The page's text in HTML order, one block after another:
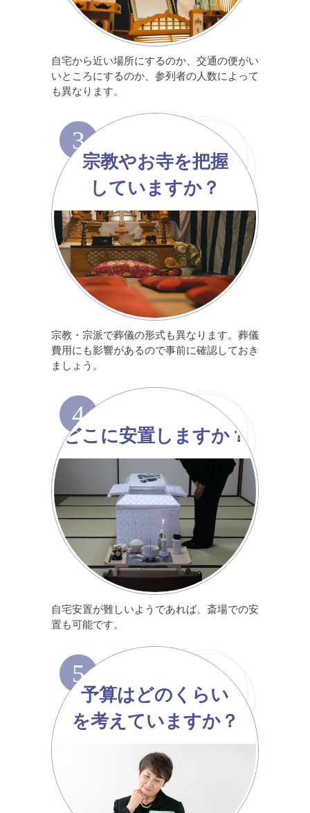
自宅から近い場所にするのか、交通の便がい
いところにするのか、参列者の人数によって
も異なります。
3
宗教やお寺を把握
していますか？
宗教・宗派で葬儀の形式も異なります。葬儀
費用にも影響があるので事前に確認しておき
ましょう。
4
どこに安置しますか？
自宅安置が難しいようであれば、斎場での安
置も可能です。
5
予算はどのくらい
を考えていますか？